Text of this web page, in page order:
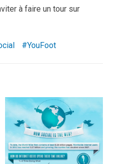
à faire un tour sur
YouFoot